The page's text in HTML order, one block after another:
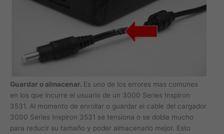
Guardar o almacenar. Es uno de los errores mas comunes
en los que incurre el usuario de un 3000 Series Inspiron
3531. Al momento de enrollar o guardar el cable del cargador
3000 Series Inspiron 3531 se tensiona o se dobla mucho
para reducir su tamaño y poder almacenarlo mejor. Esto